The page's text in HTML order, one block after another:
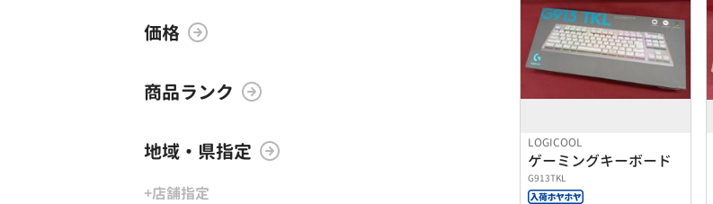
価格
商品ランク
地域・県指定
+店舗指定
LOGICOOL
ゲーミングキーボード
G913TKL